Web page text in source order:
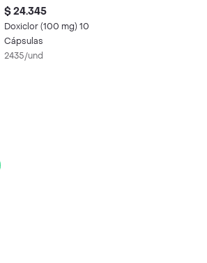
$ 24.345
Doxiclor (100 mg) 10
Cápsulas
2435/und